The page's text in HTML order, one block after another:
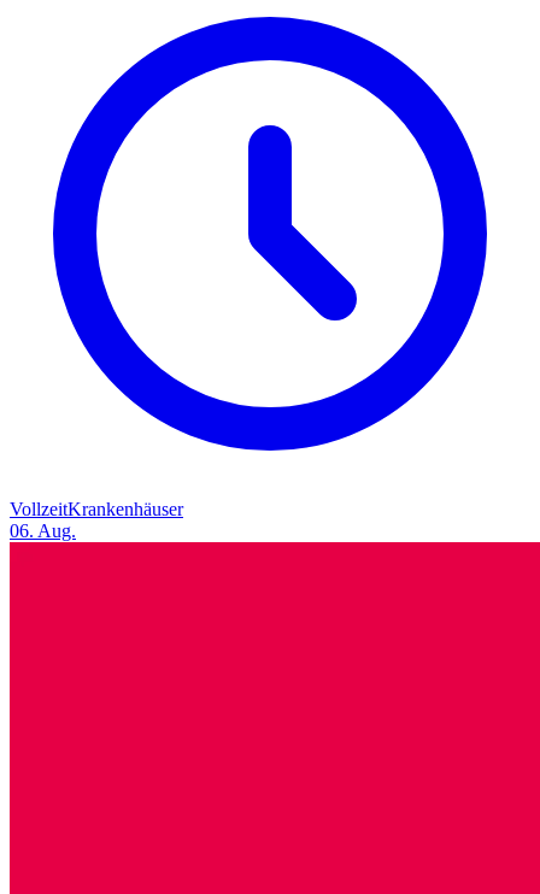
VollzeitKrankenhäuser
06. Aug.